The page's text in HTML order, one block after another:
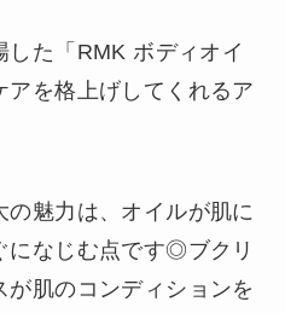
した「RMK ボディオイ
を格上げしてくれるア
の魅力は、オイルが肌に
になじむ点です◎ブクリ
が肌のコンディションを